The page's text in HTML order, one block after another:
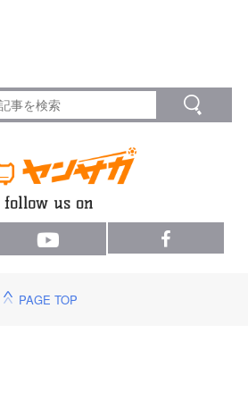
PAGE TOP